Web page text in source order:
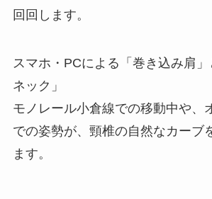
回回します。
スマホ・PCによる「巻き込み肩
ネック」
モノレール小倉線での移動中や、
での姿勢が、頸椎の自然なカーブ
ます。